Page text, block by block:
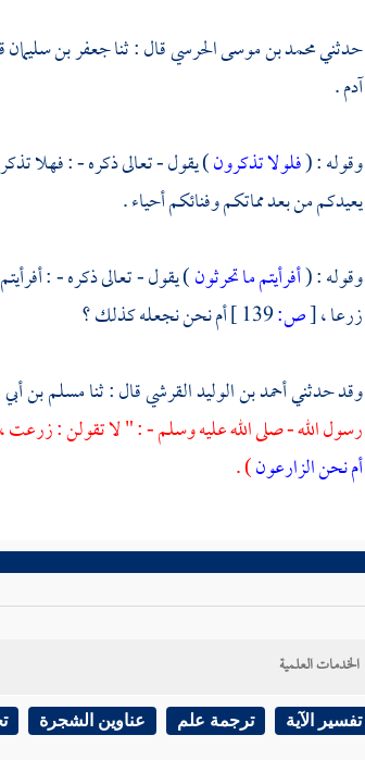
حدثنيمحمد بن موسى الحرسيقال : ثناجعفر بن سليمان
آدم.
وقوله : (فلولا تذكرون) يقول - تعالى ذكره - : فهلا
يعيدكم من بعد مماتكم وفنائكم أحياء .
وقوله : (أفرأيتم ما تحرثون) يقول - تعالى ذكره - :
زرعا ،[ص:
أم نحن نجعله كذلك ؟
وقد حدثنيأحمد بن الوليد القرشيقال : ثنامسلم بن
رسول الله - صلى الله عليه وسلم - : " لا تقولن : زرعت
أم نحن الزارعون) .
الخدمات العلمية
تفسير الآية ترجمة علم عناوين الشجرة